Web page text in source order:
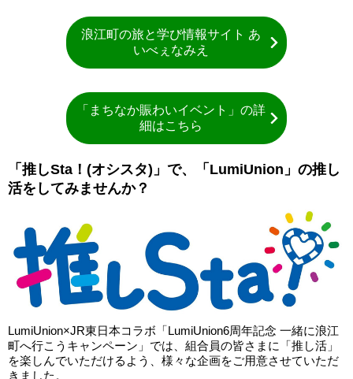
浪江町の旅と学び情報サイト あ
いべぇなみえ
「まちなか賑わいイベント」の詳
細はこちら
「推しSta！(オシスタ)」で、「LumiUnion」の推し
活をしてみませんか？
LumiUnion×JR東日本コラボ「LumiUnion6周年記念 一緒に浪江
町へ行こうキャンペーン」では、組合員の皆さまに「推し活」
を楽しんでいただけるよう、様々な企画をご用意させていただ
きました。